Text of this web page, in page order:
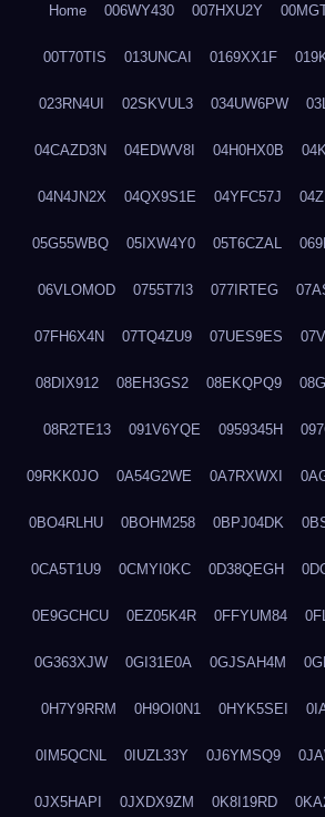
Home 006WY430 007HXU2Y
00T70TIS 013UNCAI 0169XX1F
023RN4UI 02SKVUL3 034UW6PW
04CAZD3N 04EDWV8I 04H0HX0B
04N4JN2X 04QX9S1E 04YFC57J
05G55WBQ 05IXW4Y0 05T6CZAL
06VLOMOD 0755T7I3 077IRTEG
07FH6X4N 07TQ4ZU9 07UES9ES
08DIX912 08EH3GS2 08EKQPQ9
08R2TE13 091V6YQE 0959345H
09RKK0JO 0A54G2WE 0A7RXWXI
0BO4RLHU 0BOHM258 0BPJ04DK
0CA5T1U9 0CMYI0KC 0D38QEGH
0E9GCHCU 0EZ05K4R 0FFYUM84
0G363XJW 0GI31E0A 0GJSAH4M
0H7Y9RRM 0H9OI0N1 0HYK5SEI
0IM5QCNL 0IUZL33Y 0J6YMSQ9
0JX5HAPI 0JXDX9ZM 0K8I19RD